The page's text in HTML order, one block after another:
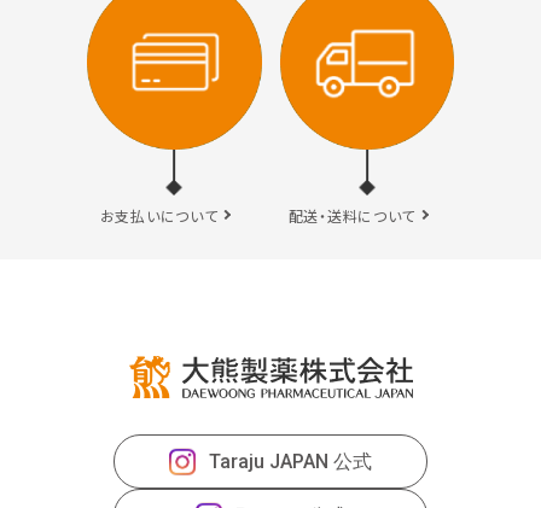
私たちについて
ご利用ガイド
特定商取引法について
Pureasy公式
お支払いについて 配送・送料について
Taraju JAPAN 公式